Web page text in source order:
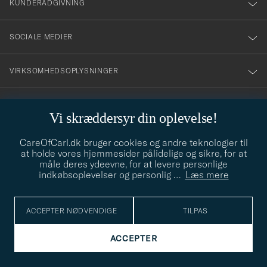
Vi skræddersyr din oplevelse!
CareOfCarl.dk bruger cookies og andre teknologier til
at holde vores hjemmesider pålidelige og sikre, for at
måle deres ydeevne, for at levere personlige
indkøbsoplevelser og personlig … Læs mere
ACCEPTER NØDVENDIGE TILPAS
ACCEPTER
KUNDERÅDGIVNING
SOCIALE MEDIER
VIRKSOMHEDSOPLYSNINGER
info@careofcarl.dk
Behøver du hjælp til at finde din stil? Lad os hjælpe dig, vi hjælper
gerne til!
STILRÅD